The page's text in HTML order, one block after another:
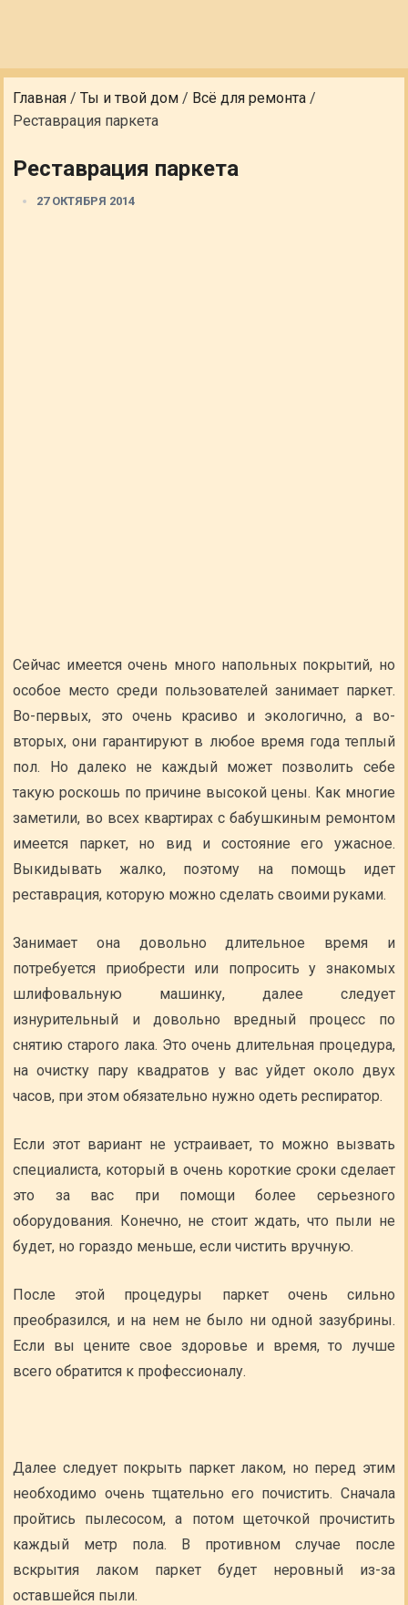
Главная /Ты и твой дом / Всё для ремонта /
Реставрация паркета
Реставрация паркета
27 ОКТЯБРЯ 2014
Сейчас имеется очень много напольных покрытий, но
особое место среди пользователей занимает паркет.
Во-первых, это очень красиво и экологично, а во-
вторых, они гарантируют в любое время года теплый
пол. Но далеко не каждый может позволить себе
такую роскошь по причине высокой цены. Как многие
заметили, во всех квартирах с бабушкиным ремонтом
имеется паркет, но вид и состояние его ужасное.
Выкидывать жалко, поэтому на помощь идет
реставрация, которую можно сделать своими руками.
Занимает она довольно длительное время и
потребуется приобрести или попросить у знакомых
шлифовальную машинку, далее следует
изнурительный и довольно вредный процесс по
снятию старого лака. Это очень длительная процедура,
на очистку пару квадратов у вас уйдет около двух
часов, при этом обязательно нужно одеть респиратор.
Если этот вариант не устраивает, то можно вызвать
специалиста, который в очень короткие сроки сделает
это за вас при помощи более серьезного
оборудования. Конечно, не стоит ждать, что пыли не
будет, но гораздо меньше, если чистить вручную.
После этой процедуры паркет очень сильно
преобразился, и на нем не было ни одной зазубрины.
Если вы цените свое здоровье и время, то лучше
всего обратится к профессионалу.
Далее следует покрыть паркет лаком, но перед этим
необходимо очень тщательно его почистить. Сначала
пройтись пылесосом, а потом щеточкой прочистить
каждый метр пола. В противном случае после
вскрытия лаком паркет будет неровный из-за
оставшейся пыли.